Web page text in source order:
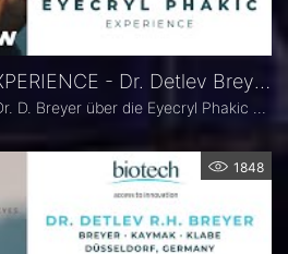
EYECRYL PHAKIC EXPERIENCE - Dr. Detlev Breyer, Düsseldorf
1848